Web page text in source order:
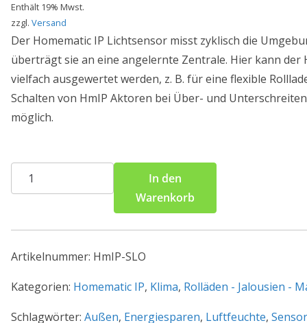
Enthält 19% Mwst.
zzgl. Versand
Der Homematic IP Lichtsensor misst zyklisch die
überträgt sie an eine angelernte Zentrale. Hier kann der
vielfach ausgewertet werden, z. B. für eine flexible
Schalten von HmIP Aktoren bei Über- und
möglich.
Homematic
IP
Home
SLO
In den
Warenkorb
Artikelnummer: HmIP-SLO
Kategorien: Homematic IP, Klima, Rolläden - Jalousien -
Schlagwörter: Außen, Energiesparen, Luftfeuchte, Sensor